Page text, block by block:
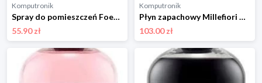
Komputronik
Spray do pomieszczeń Foen Bubble Gum 500ml
55.90 zł
Komputronik
Płyn zapachowy Millefiori Milano Lemon Grass 500ml Uzupełniacz
103.00 zł